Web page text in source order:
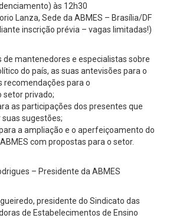
às 12h30
Lanza, Sede da ABMES – Brasília/DF
inscrição prévia – vagas limitadas!)
de mantenedores e especialistas sobre
do país, as suas antevisões para o
recomendações para o
setor privado;
as participações dos presentes que
sugestões;
a ampliação e o aperfeiçoamento do
com propostas para o setor.
– Presidente da ABMES
presidente do Sindicato das
de Estabelecimentos de Ensino